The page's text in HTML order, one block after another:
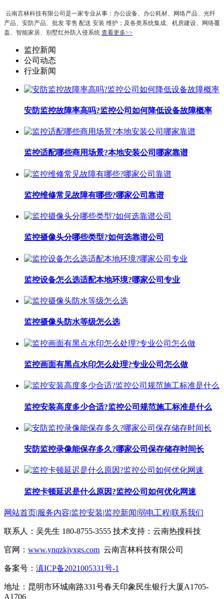
云南言林科技有限公司是一家专业从事：办公设备、办公耗材、网络产品、光纤
产品、安防产品、批发 零售 配送 安装 维护；及各类系统集成、机房建设、网络覆
盖、智能家居、别墅红外防入侵系统 查看更多>>
监控新闻
公司动态
行业新闻
安防监控故障率高吗?监控公司如何降低设备故障概率
监控适配哪些商用场景?本地安装公司哪家靠谱
监控维修常见故障有哪些?哪家公司靠谱
监控摄像头分哪些类型?如何选靠谱公司
监控设备怎么选适配本地环境?哪家公司专业
监控摄像头防水等级怎么选
监控画面有黑点水印怎么处理?专业公司怎么做
监控安装高度多少合适?监控公司规范施工标准是什么
安防监控录像能保存多久?哪家公司保存储存时间长
监控卡顿延迟是什么原因?监控公司如何优化网速
网站首页|服务内容|监控安装|监控新闻|弱电工程|联系我们
联系人：吴先生 180-8755-3555 技术支持：云南热搜科技
官网： www.ynqzkjyxgs.com 云南言林科技有限公司
备案号： 滇ICP备2021005331号-1
地址：昆明市环城南路331号春天印象民生银行大厦A1705-
A1706